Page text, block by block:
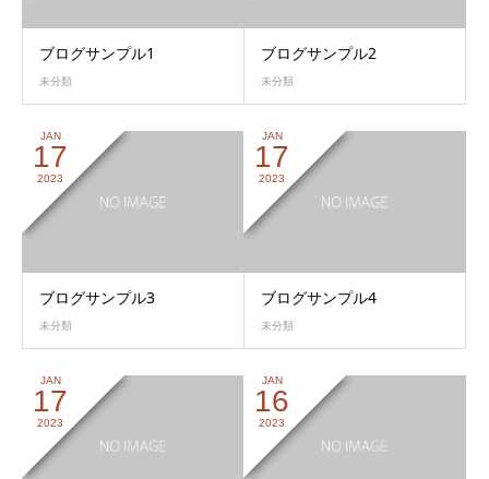
ブログサンプル1
未分類
ブログサンプル2
未分類
JAN
17
2023
ブログサンプル3
未分類
JAN
17
2023
ブログサンプル4
未分類
JAN
17
2023
JAN
16
2023